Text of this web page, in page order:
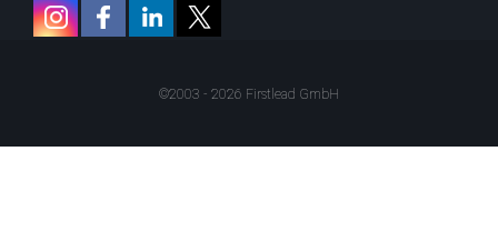
©2003 - 2026 Firstlead GmbH